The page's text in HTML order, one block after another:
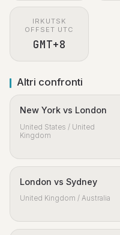
IRKUTSK
OFFSET UTC
GMT+8
Altri confronti
New York vs London
United States / United
Kingdom
London vs Sydney
United Kingdom / Australia